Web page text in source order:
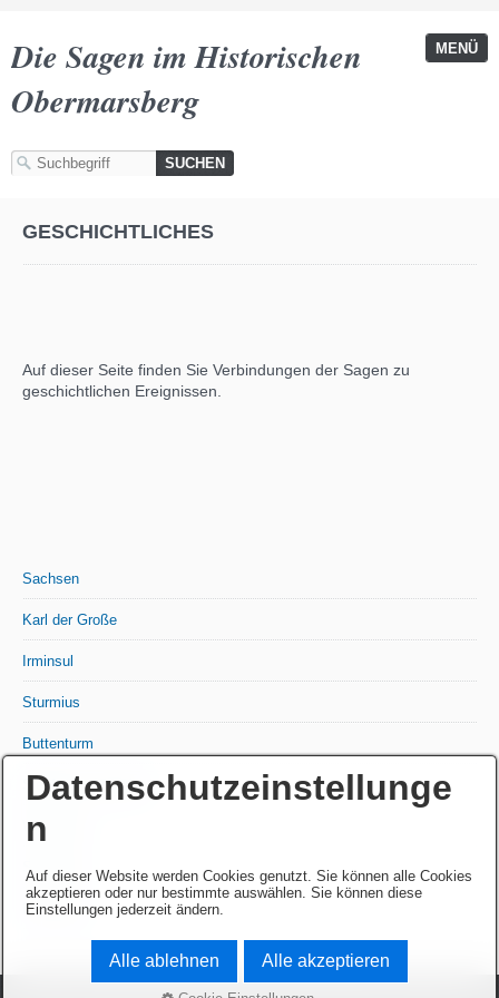
MENÜ
Die Sagen im Historischen
Obermarsberg
GESCHICHTLICHES
Auf dieser Seite finden Sie Verbindungen der Sagen zu
geschichtlichen Ereignissen.
Sachsen
Karl der Große
Irminsul
Sturmius
Buttenturm
Siegfried - Arminius
Wittekind
Segestes
Eresburg
Datenschutzeinstellunge
n
Auf dieser Website werden Cookies genutzt. Sie können alle Cookies
akzeptieren oder nur bestimmte auswählen. Sie können diese
Einstellungen jederzeit ändern.
Alle ablehnen Alle akzeptieren